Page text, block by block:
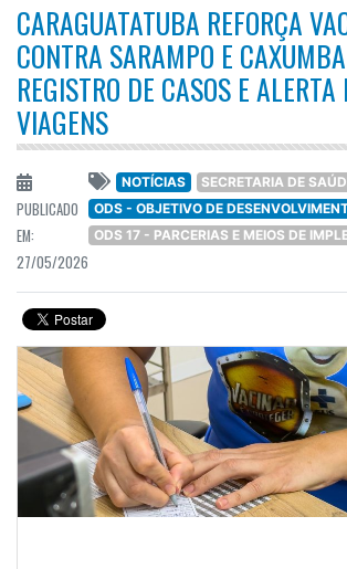
CARAGUATATUBA REFORÇA
CONTRA SARAMPO E
REGISTRO DE CASOS E ALERTA
VIAGENS
PUBLICADO
EM:
27/05/2026
NOTÍCIAS
SECRETARIA DE
ODS - OBJETIVO DE
ODS 17 - PARCERIAS E MEIOS DE